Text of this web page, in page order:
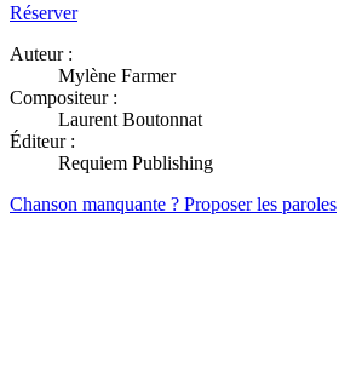
Réserver
Auteur :
Mylène Farmer
Compositeur :
Laurent Boutonnat
Éditeur :
Requiem Publishing
Chanson manquante ? Proposer les paroles